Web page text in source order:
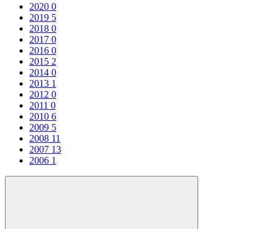
2020 0
2019 5
2018 0
2017 0
2016 0
2015 2
2014 0
2013 1
2012 0
2011 0
2010 6
2009 5
2008 11
2007 13
2006 1